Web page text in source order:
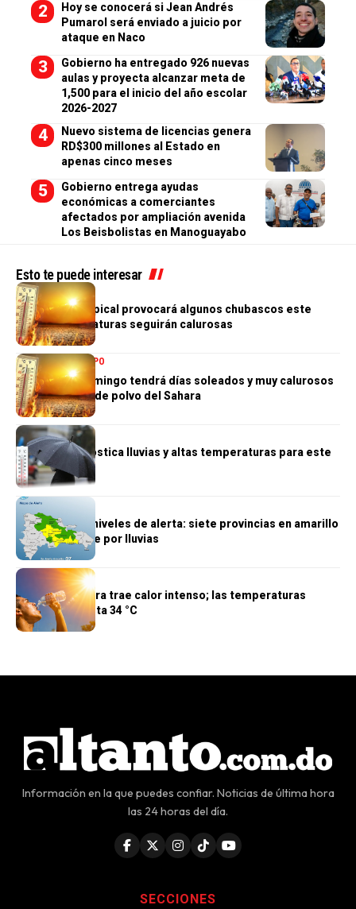
Hoy se conocerá si Jean Andrés
Pumarol será enviado a juicio por
ataque en Naco
Gobierno ha entregado 926 nuevas
aulas y proyecta alcanzar meta de
1,500 para el inicio del año escolar
2026-2027
Nuevo sistema de licencias genera
RD$300 millones al Estado en
apenas cinco meses
Gobierno entrega ayudas
económicas a comerciantes
afectados por ampliación avenida
Los Beisbolistas en Manoguayabo
Esto te puede interesar
TIEMPO
Débil onda tropical provocará algunos chubascos este
lunes; temperaturas seguirán calurosas
NACIONALESTIEMPO
Gran Santo Domingo tendrá días soleados y muy calurosos
por presencia de polvo del Sahara
TIEMPO
Indomet pronostica lluvias y altas temperaturas para este
lunes
TIEMPO
COE eleva los niveles de alerta: siete provincias en amarillo
y ocho en verde por lluvias
TIEMPO
Polvo del Sahara trae calor intenso; las temperaturas
alcanzarán hasta 34 °C
Información en la que puedes confiar. Noticias de última hora
las 24 horas del día.
SECCIONES